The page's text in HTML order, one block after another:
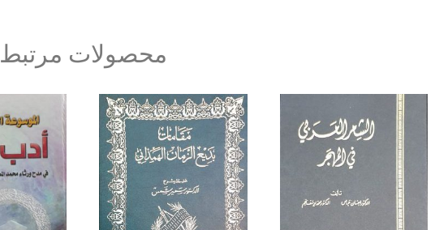
محصولات مرتبط